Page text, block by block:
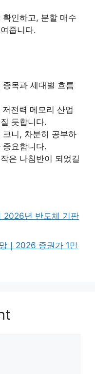
인하고, 분할 매수
줍니다.
종목과 세대별 흐름
전력 메모리 산업
듯합니다.
니, 차분히 공부하
중요합니다.
은 나침반이 되었길
2026년 반도체 기판
｜2026 증권가 1만